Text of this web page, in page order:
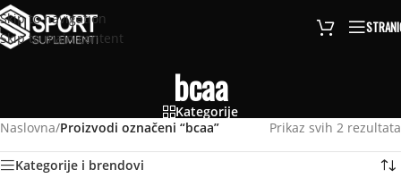
Skip to navigation
Skip to main content
bcaa
Kategorije
Naslovna/Proizvodi označeni “bcaa” Prikaz svih 2 rezultata
Kategorije i brendovi